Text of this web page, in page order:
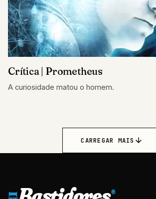
Crítica | Prometheus
A curiosidade matou o homem.
CARREGAR MAIS
®